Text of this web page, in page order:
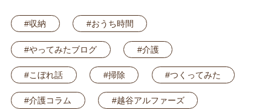
#収納 #おうち時間
#やってみたブログ #介護
#こぼれ話 #掃除 #つくってみた
#介護コラム #越谷アルファーズ